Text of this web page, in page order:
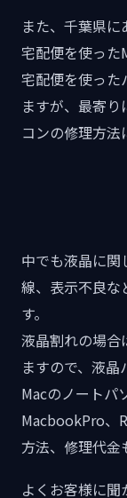
また、千葉県
宅配便を使った
宅配便を使った
ますが、最寄
コンの修理方法
中でも液晶に
線、表示不良な
す。
液晶割れの場合
ますので、液晶
Macのノートパ
MacbookPro、
方法、修理代金
よくお客様に聞